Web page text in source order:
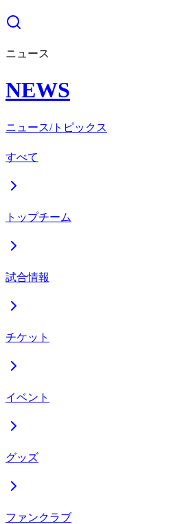
ニュース
NEWS
ニュース/トピックス
すべて
トップチーム
試合情報
チケット
イベント
グッズ
ファンクラブ